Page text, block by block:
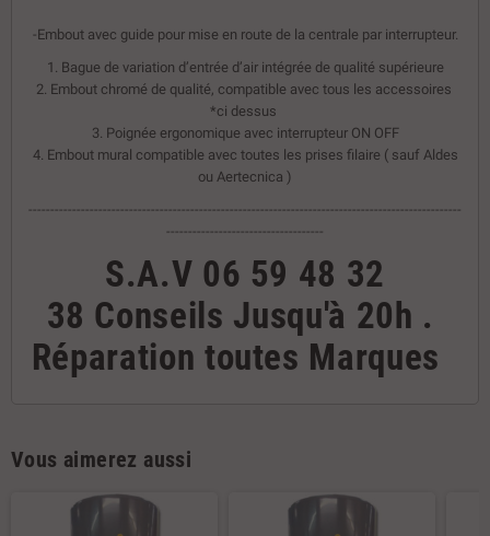
-Embout avec guide pour mise en route de la centrale par interrupteur.
1. Bague de variation d’entrée d’air intégrée de qualité supérieure
2. Embout chromé de qualité, compatible avec tous les accessoires
*ci dessus
3. Poignée ergonomique avec interrupteur ON OFF
4. Embout mural compatible avec toutes les prises filaire ( sauf Aldes
ou Aertecnica )
---------------------------------------------------------------------------------------------------
------------------------------------
S.A.V 06 59 48 32
38 Conseils Jusqu'à 20h .
Réparation toutes Marques
Vous aimerez aussi